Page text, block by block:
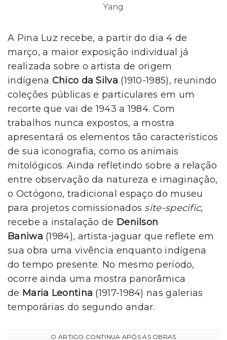
Yang
A Pina Luz recebe, a partir do dia 4 de
março, a maior exposição individual já
realizada sobre o artista de origem
indígena Chico da Silva (1910-1985), reunindo
coleções públicas e particulares em um
recorte que vai de 1943 a 1984. Com
trabalhos nunca expostos, a mostra
apresentará os elementos tão característicos
de sua iconografia, como os animais
mitológicos. Ainda refletindo sobre a relação
entre observação da natureza e imaginação,
o Octógono, tradicional espaço do museu
para projetos comissionados site-specific,
recebe a instalação de Denilson
Baniwa (1984), artista-jaguar que reflete em
sua obra uma vivência enquanto indígena
do tempo presente. No mesmo período,
ocorre ainda uma mostra panorâmica
de Maria Leontina (1917-1984) nas galerias
temporárias do segundo andar.